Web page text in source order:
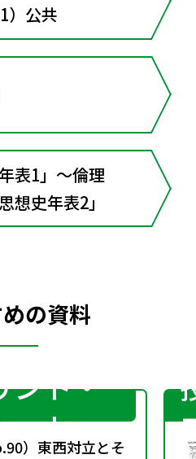
）公共
表1」～倫理
想史年表2」
の資料
ント・
ート
）東西対立とそ